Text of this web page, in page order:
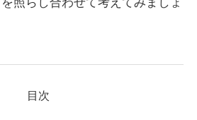
照らし合わせて考えてみましょ